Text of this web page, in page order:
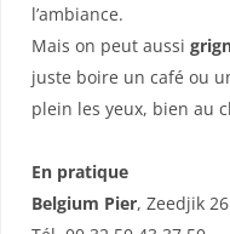
l’ambiance.
Mais on peut aussi
juste boire un café ou
plein les yeux, bien au
En pratique
Belgium Pier, Zeedjik